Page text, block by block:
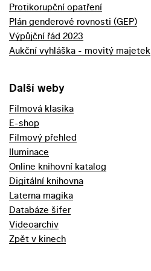
Protikorupční opatření
Plán genderové rovnosti (GEP)
Výpůjční řád 2023
Aukční vyhláška - movitý majetek
Další weby
Filmová klasika
E-shop
Filmový přehled
Iluminace
Online knihovní katalog
Digitální knihovna
Laterna magika
Databáze šifer
Videoarchiv
Zpět v kinech